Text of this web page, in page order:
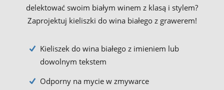
delektować swoim białym winem z klasą i stylem?
Zaprojektuj kieliszki do wina białego z grawerem!
Kieliszek do wina białego z imieniem lub
dowolnym tekstem
Odporny na mycie w zmywarce